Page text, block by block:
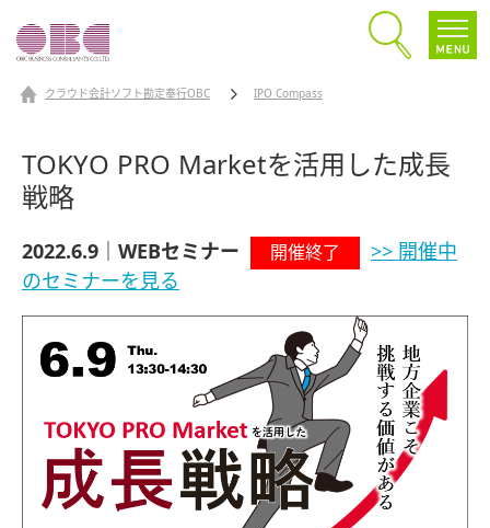
クラウド会計ソフト勘定奉行OBC IPO Compass
TOKYO PRO Marketを活用した成長
戦略
2022.6.9｜WEBセミナー 開催終了
>> 開催中
のセミナーを見る